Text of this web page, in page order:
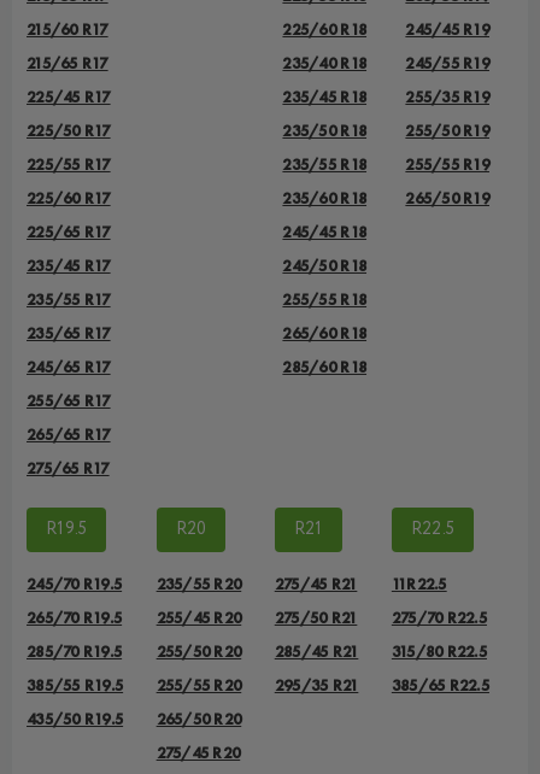
215/60 R17
215/65 R17
225/45 R17
225/50 R17
225/55 R17
225/60 R17
225/65 R17
235/45 R17
235/55 R17
235/65 R17
245/65 R17
255/65 R17
265/65 R17
275/65 R17
225/60 R18
235/40 R18
235/45 R18
235/50 R18
235/55 R18
235/60 R18
245/45 R18
245/50 R18
255/55 R18
265/60 R18
285/60 R18
245/45 R19
245/55 R19
255/35 R19
255/50 R19
255/55 R19
265/50 R19
R19.5
245/70 R19.5
265/70 R19.5
285/70 R19.5
385/55 R19.5
435/50 R19.5
R20
235/55 R20
255/45 R20
255/50 R20
255/55 R20
265/50 R20
275/45 R20
R21
275/45 R21
275/50 R21
285/45 R21
295/35 R21
R22.5
11R22.5
275/70 R22.5
315/80 R22.5
385/65 R22.5